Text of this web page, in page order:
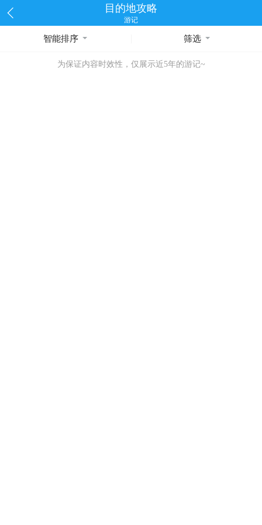
目的地攻略
游记
智能排序 筛选
为保证内容时效性，仅展示近5年的游记~